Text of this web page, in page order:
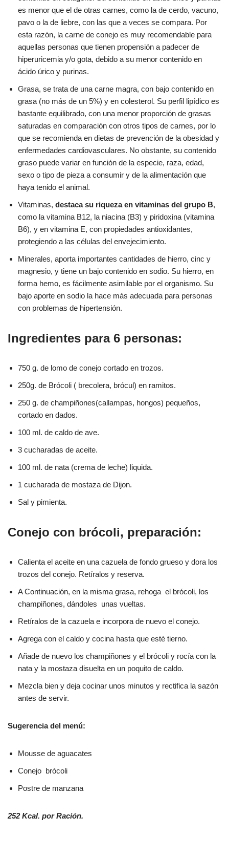
es menor que el de otras carnes, como la de cerdo, vacuno,
pavo o la de liebre, con las que a veces se compara. Por
esta razón, la carne de conejo es muy recomendable para
aquellas personas que tienen propensión a padecer de
hiperuricemia y/o gota, debido a su menor contenido en
ácido úrico y purinas.
Grasa, se trata de una carne magra, con bajo contenido en
grasa (no más de un 5%) y en colesterol. Su perfil lipídico es
bastante equilibrado, con una menor proporción de grasas
saturadas en comparación con otros tipos de carnes, por lo
que se recomienda en dietas de prevención de la obesidad y
enfermedades cardiovasculares. No obstante, su contenido
graso puede variar en función de la especie, raza, edad,
sexo o tipo de pieza a consumir y de la alimentación que
haya tenido el animal.
Vitaminas, destaca su riqueza en vitaminas del grupo B,
como la vitamina B12, la niacina (B3) y piridoxina (vitamina
B6), y en vitamina E, con propiedades antioxidantes,
protegiendo a las células del envejecimiento.
Minerales, aporta importantes cantidades de hierro, cinc y
magnesio, y tiene un bajo contenido en sodio. Su hierro, en
forma hemo, es fácilmente asimilable por el organismo. Su
bajo aporte en sodio la hace más adecuada para personas
con problemas de hipertensión.
Ingredientes para 6 personas:
750 g. de lomo de conejo cortado en trozos.
250g. de Brócoli ( brecolera, brócul) en ramitos.
250 g. de champiñones(callampas, hongos) pequeños,
cortado en dados.
100 ml. de caldo de ave.
3 cucharadas de aceite.
100 ml. de nata (crema de leche) liquida.
1 cucharada de mostaza de Dijon.
Sal y pimienta.
Conejo con brócoli, preparación:
Calienta el aceite en una cazuela de fondo grueso y dora los
trozos del conejo. Retíralos y reserva.
A Continuación, en la misma grasa, rehoga el brócoli, los
champiñones, dándoles unas vueltas.
Retíralos de la cazuela e incorpora de nuevo el conejo.
Agrega con el caldo y cocina hasta que esté tierno.
Añade de nuevo los champiñones y el brócoli y rocía con la
nata y la mostaza disuelta en un poquito de caldo.
Mezcla bien y deja cocinar unos minutos y rectifica la sazón
antes de servir.
Sugerencia del menú:
Mousse de aguacates
Conejo brócoli
Postre de manzana
252 Kcal. por Ración.